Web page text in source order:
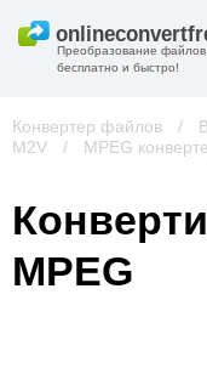
Преобразование файлов
бесплатно и быстро!
Конвертер файлов /
M2V
/ MPEG
MPEG